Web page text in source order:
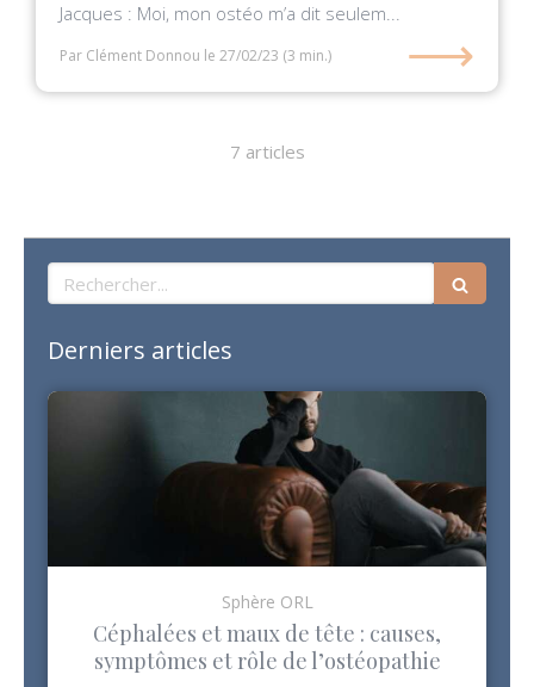
Jacques : Moi, mon ostéo m’a dit seulem...
Par Clément Donnou le 27/02/23 (3 min.) ⟶
7 articles
Rechercher
Derniers articles
Sphère ORL
Céphalées et maux de tête : causes,
symptômes et rôle de l’ostéopathie